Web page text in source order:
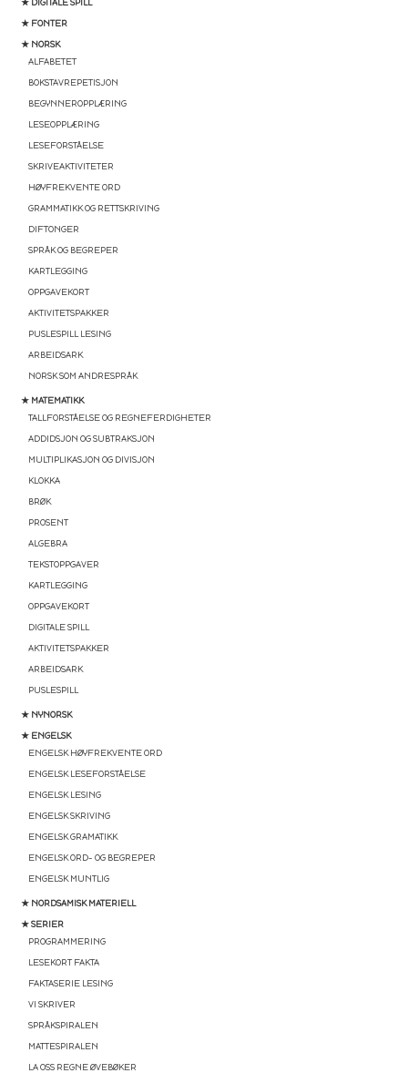
★ FONTER
★ NORSK
ALFABETET
BOKSTAVREPETISJON
BEGYNNEROPPLÆRING
LESEOPPLÆRING
LESEFORSTÅELSE
SKRIVEAKTIVITETER
HØYFREKVENTE ORD
GRAMMATIKK OG RETTSKRIVING
DIFTONGER
SPRÅK OG BEGREPER
KARTLEGGING
OPPGAVEKORT
AKTIVITETSPAKKER
PUSLESPILL LESING
ARBEIDSARK
NORSK SOM ANDRESPRÅK
★ MATEMATIKK
TALLFORSTÅELSE OG REGNEFERDIGHETER
ADDIDSJON OG SUBTRAKSJON
MULTIPLIKASJON OG DIVISJON
KLOKKA
BRØK
PROSENT
ALGEBRA
TEKSTOPPGAVER
KARTLEGGING
OPPGAVEKORT
DIGITALE SPILL
AKTIVITETSPAKKER
ARBEIDSARK
PUSLESPILL
★ NYNORSK
★ ENGELSK
ENGELSK HØYFREKVENTE ORD
ENGELSK LESEFORSTÅELSE
ENGELSK LESING
ENGELSK SKRIVING
ENGELSK GRAMATIKK
ENGELSK ORD- OG BEGREPER
ENGELSK MUNTLIG
★ NORDSAMISK MATERIELL
★ SERIER
PROGRAMMERING
LESEKORT FAKTA
FAKTASERIE LESING
VI SKRIVER
SPRÅKSPIRALEN
MATTESPIRALEN
LA OSS REGNE ØVEBØKER